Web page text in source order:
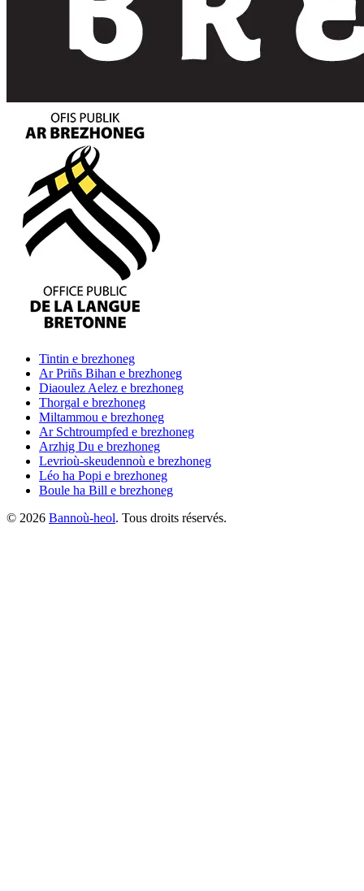
Tintin e brezhoneg
Ar Priñs Bihan e brezhoneg
Diaoulez Aelez e brezhoneg
Thorgal e brezhoneg
Miltammou e brezhoneg
Ar Schtroumpfed e brezhoneg
Arzhig Du e brezhoneg
Levrioù-skeudennoù e brezhoneg
Léo ha Popi e brezhoneg
Boule ha Bill e brezhoneg
© 2026 Bannoù-heol. Tous droits réservés.